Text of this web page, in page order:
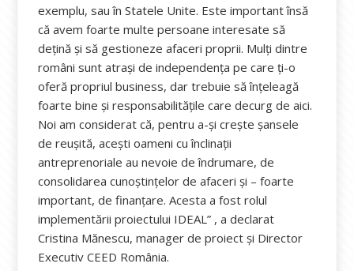
exemplu, sau în Statele Unite. Este important însă
că avem foarte multe persoane interesate să
deţină şi să gestioneze afaceri proprii. Mulţi dintre
români sunt atraşi de independenţa pe care ţi-o
oferă propriul business, dar trebuie să înţeleagă
foarte bine şi responsabilităţile care decurg de aici.
Noi am considerat că, pentru a-şi creşte şansele
de reuşită, aceşti oameni cu înclinaţii
antreprenoriale au nevoie de îndrumare, de
consolidarea cunoştinţelor de afaceri şi – foarte
important, de finanţare. Acesta a fost rolul
implementării proiectului IDEAL” , a declarat
Cristina Mănescu, manager de proiect şi Director
Executiv CEED România.